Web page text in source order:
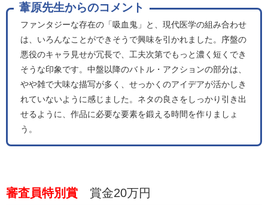
葦原先生からのコメント
ファンタジーな存在の「吸血鬼」と、現代医学の組み合わせ
は、いろんなことができそうで興味を引かれました。序盤の
悪役のキャラ見せが冗長で、工夫次第でもっと濃く短くでき
そうな印象です。中盤以降のバトル・アクションの部分は、
やや雑で大味な描写が多く、せっかくのアイデアが活かしき
れていないように感じました。ネタの良さをしっかり引き出
せるように、作品に必要な要素を鍛える時間を作りましょ
う。
審査員特別賞 賞金20万円